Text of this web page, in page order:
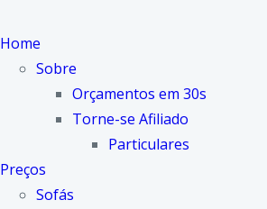
Home
Sobre
Orçamentos em 30s
Torne-se Afiliado
Particulares
Preços
Sofás